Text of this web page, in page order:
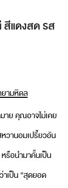
แดงสด รส
ามหิดล
าย คุณอาจไม่เคย
วานอมเปรี้ยวอัน
รือนำมาคั้นเป็น
เป็น “สุดยอด